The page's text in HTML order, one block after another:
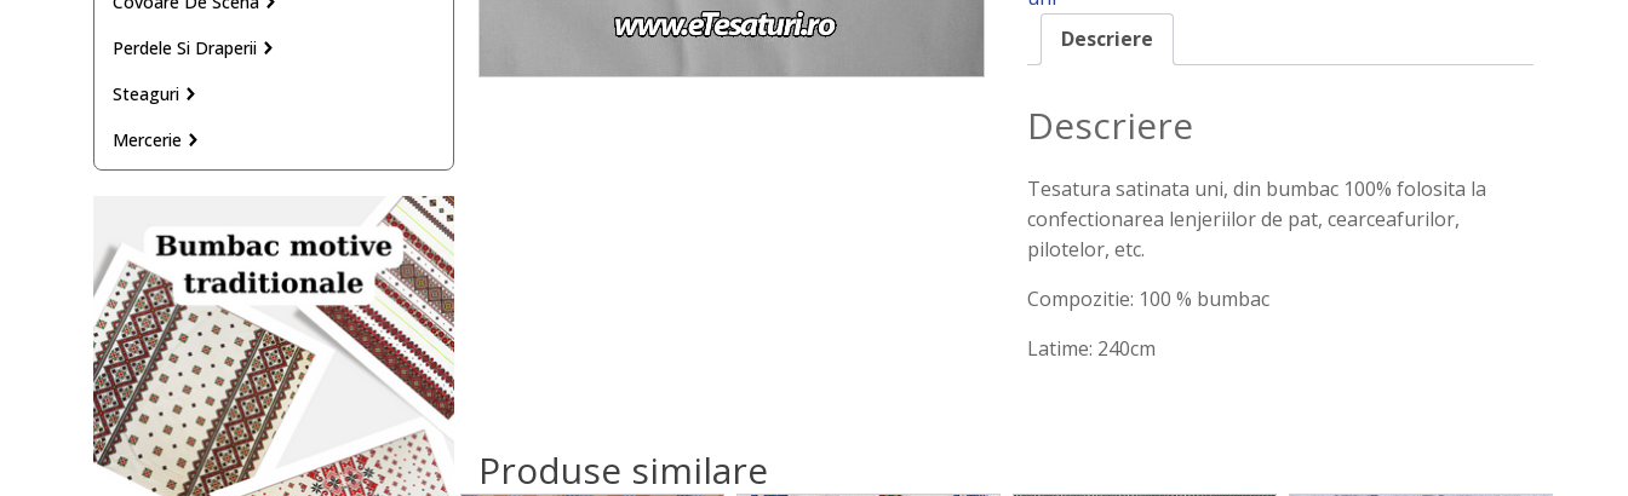
Perdele Si Draperii
Steaguri
Mercerie
Descriere
Descriere
Tesatura satinata uni, din bumbac 100% folosita la
confectionarea lenjeriilor de pat, cearceafurilor,
pilotelor, etc.
Compozitie: 100 % bumbac
Latime: 240cm
Produse similare